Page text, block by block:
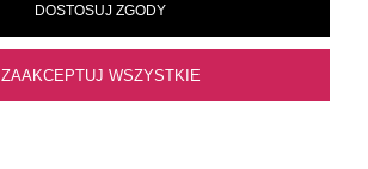
FRAMAR
DOSTOSUJ ZGODY
ZAAKCEPTUJ WSZYSTKIE